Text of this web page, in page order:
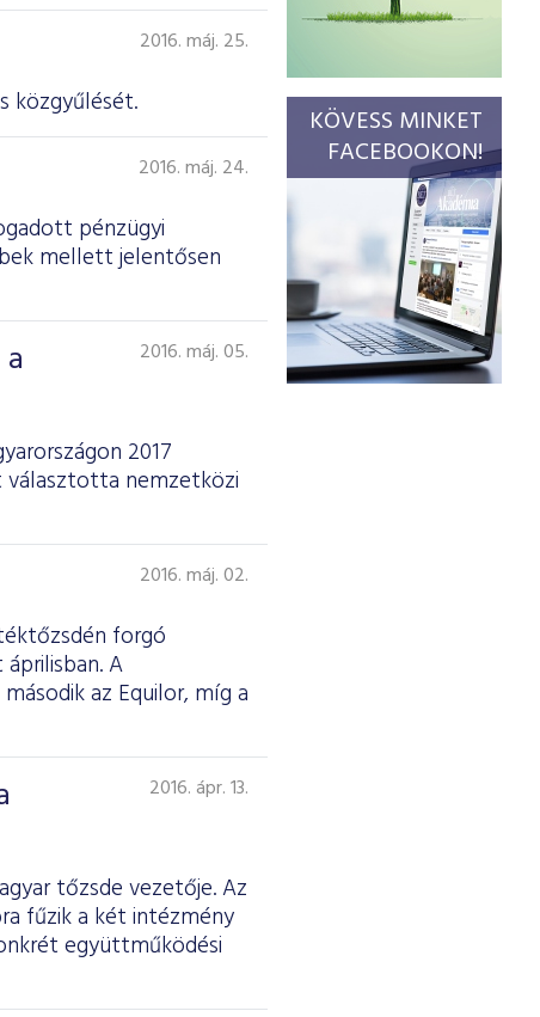
2016. máj. 25.
köz­gyűlését.
2016. máj. 24.
pénzügyi
mellett jelentősen
2016. máj. 05.
2017
választotta nemzetközi
2016. máj. 02.
forgó
A
az Equilor, míg a
2016. ápr. 13.
tőzsde vezetője. Az
fűzik a két intézmény
együttműködési
KÖVESS MINKET
FACEBOOKON!